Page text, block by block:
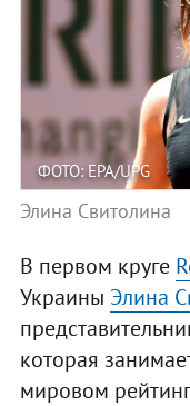
ФОТО: EPA/UPG
Элина Свитолина
В первом круге
Украины Элина
которая
мировом